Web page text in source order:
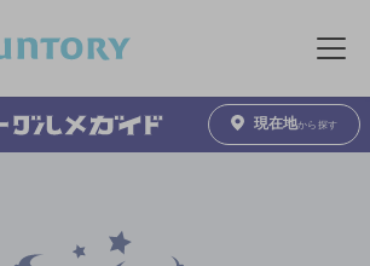
メニュ
現在地から探す